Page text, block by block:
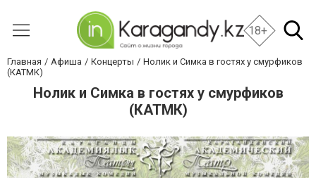
18+
Главная Афиша Концерты
Нолик и Симка в гостях у смурфиков
(КАТМК)
Нолик и Симка в гостях у смурфиков
(КАТМК)